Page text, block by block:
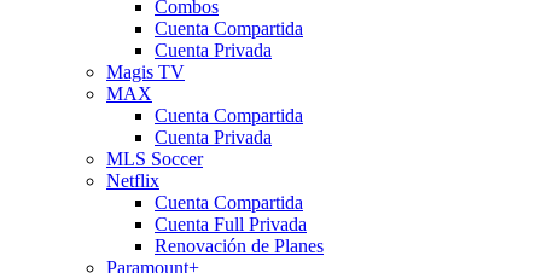
Combos
Cuenta Compartida
Cuenta Privada
Magis TV
MAX
Cuenta Compartida
Cuenta Privada
MLS Soccer
Netflix
Cuenta Compartida
Cuenta Full Privada
Renovación de Planes
Paramount+